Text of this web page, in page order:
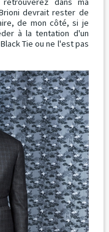
devrait rester de
de mon côté, si je
à la tentation d'un
Tie ou ne l'est pas